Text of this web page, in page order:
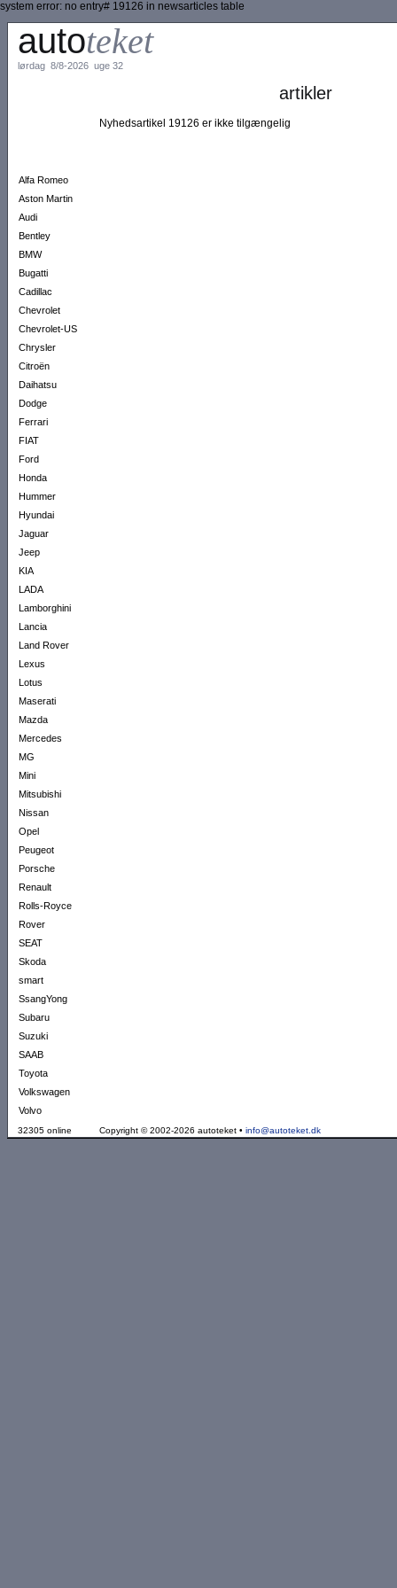
system error: no entry# 19126 in newsarticles table
autoteket
lørdag 8/8-2026 uge 32
Alfa Romeo
Aston Martin
Audi
Bentley
BMW
Bugatti
Cadillac
Chevrolet
Chevrolet-US
Chrysler
Citroën
Daihatsu
Dodge
Ferrari
FIAT
Ford
Honda
Hummer
Hyundai
Jaguar
Jeep
KIA
LADA
Lamborghini
Lancia
Land Rover
Lexus
Lotus
Maserati
Mazda
Mercedes
MG
Mini
Mitsubishi
Nissan
Opel
Peugeot
Porsche
Renault
Rolls-Royce
Rover
SEAT
Skoda
smart
SsangYong
Subaru
Suzuki
SAAB
Toyota
Volkswagen
Volvo
artikler
Nyhedsartikel 19126 er ikke tilgængelig
32305 online Copyright © 2002-2026 autoteket • info@autoteket.dk